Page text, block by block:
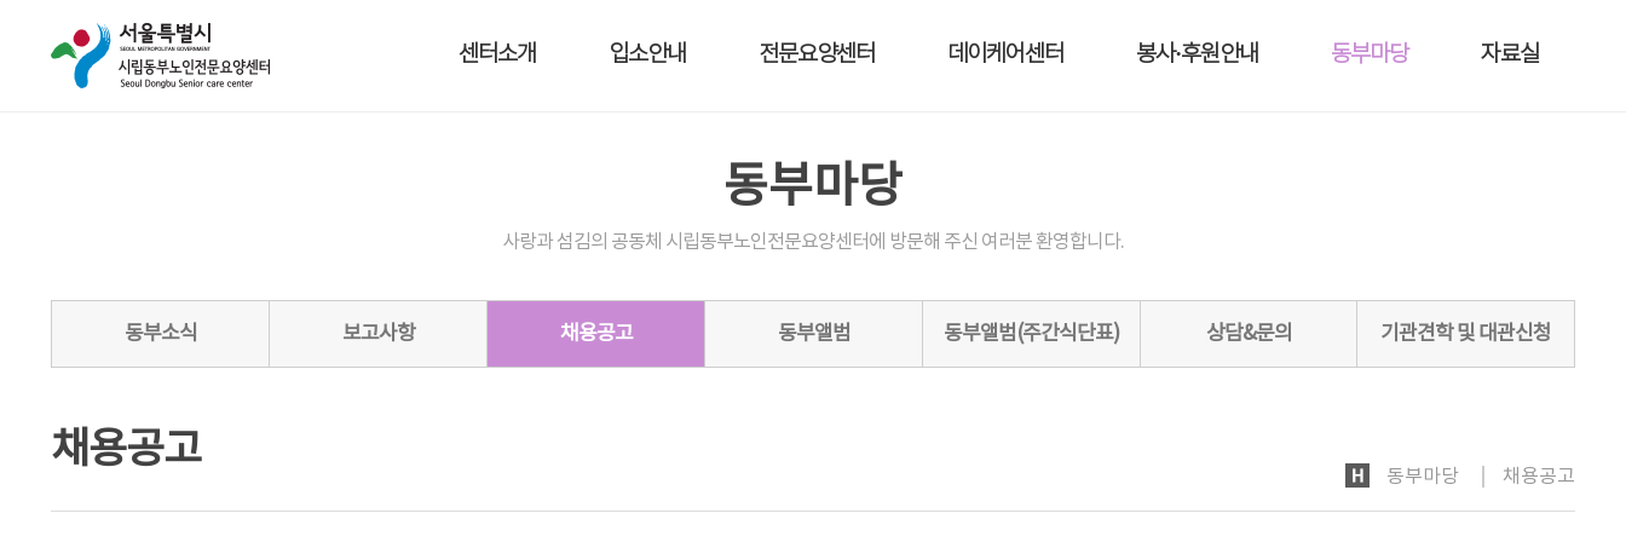
센터소개 입소안내 전문요양센터 데이케어센터 봉사·후원안내 동부마당 자료실
동부마당
사랑과 섬김의 공동체 시립동부노인전문요양센터에 방문해 주신 여러분 환영합니다.
동부소식 보고사항 채용공고 동부앨범 동부앨범(주간식단표) 상담&문의 기관견학 및 대관신청
채용공고 HOME
동부마당 채용공고